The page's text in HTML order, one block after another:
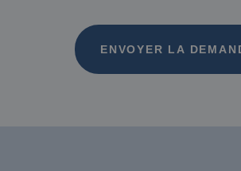
voitures électriques
ENVOYER LA